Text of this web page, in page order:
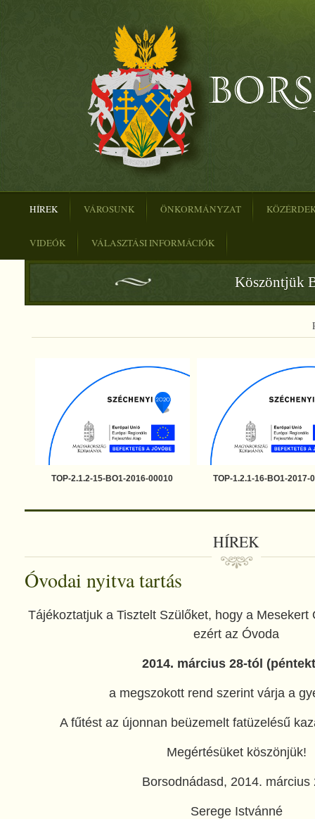
HÍREK VÁROSUNK ÖNKORMÁNYZAT
VIDEÓK VÁLASZTÁSI INFORMÁCIÓK
Köszöntjük
TOP-2.1.2-15-BO1-2016-00010 TOP-1.2.1-16-BO1-2017-
HÍREK
Óvodai nyitva tartás
Tájékoztatjuk a Tisztelt Szülőket, hogy a Mesekert
ezért az Óvoda
2014. március 28-tól
a megszokott rend szerint várja a
A fűtést az újonnan beüzemelt fatüzelésű
Megértésüket köszönjük!
Borsodnádasd, 2014. március
Serege Istvánné